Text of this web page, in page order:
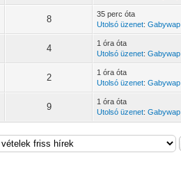
8
35 perc óta
Utolsó üzenet:Gabywap
4
1 óra óta
Utolsó üzenet:Gabywap
2
1 óra óta
Utolsó üzenet:Gabywap
9
1 óra óta
Utolsó üzenet:Gabywap